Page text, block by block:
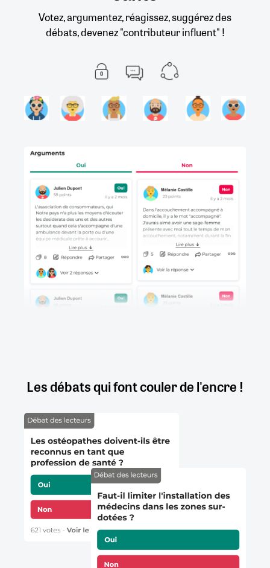
Votez, argumentez, réagissez, suggérez des
débats, devenez "contributeur influent" !
Les débats qui font couler de l'encre !